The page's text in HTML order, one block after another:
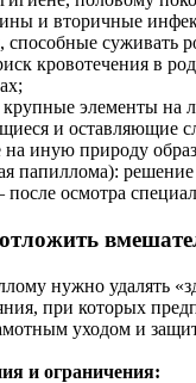
и вторичные
способные суживать
кровотечения в
элементы на
и оставляющие
на иную природу
папиллома):
осмотра
нужно удалять
при которых
уходом и
и ограничения: